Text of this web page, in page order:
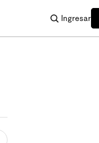
Ingresar